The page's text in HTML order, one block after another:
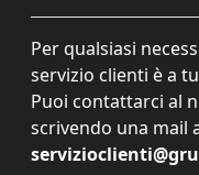
Per qualsiasi
servizio clienti è a
Puoi contattarci al
scrivendo una mail